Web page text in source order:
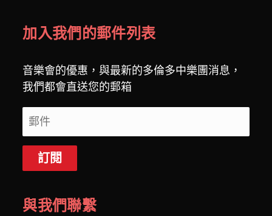
加入我們的郵件列表
音樂會的優惠，與最新的多倫多中樂團消息，
我們都會直送您的郵箱
與我們聯繫